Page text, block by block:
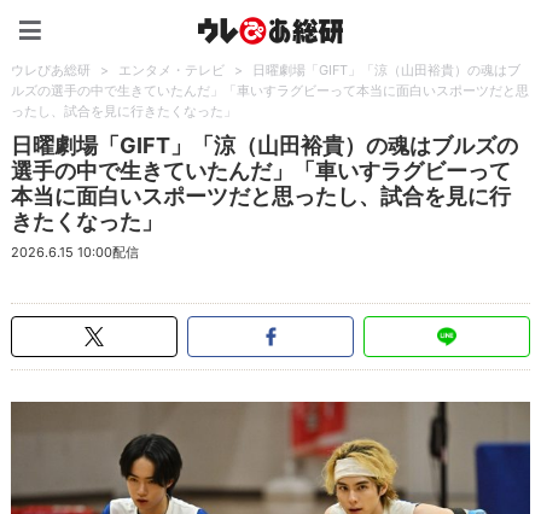
ウレぴあ総研 > エンタメ・テレビ >
日曜劇場「GIFT」「涼（山田裕貴）の魂はブ
ルズの選手の中で生きていたんだ」「車いすラグビーって本当に面白いスポーツだと思
ったし、試合を見に行きたくなった」
日曜劇場「GIFT」「涼（山田裕貴）の魂はブルズの
選手の中で生きていたんだ」「車いすラグビーって
本当に面白いスポーツだと思ったし、試合を見に行
きたくなった」
2026.6.15 10:00配信